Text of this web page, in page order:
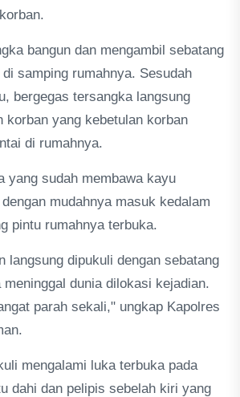
bangun dan mengambil sebatang
samping rumahnya. Sesudah
bergegas tersangka langsung
korban yang kebetulan korban
di rumahnya.
yang sudah membawa kayu
mudahnya masuk kedalam
pintu rumahnya terbuka.
langsung dipukuli dengan sebatang
dunia dilokasi kejadian.
parah sekali," ungkap Kapolres
mengalami luka terbuka pada
dahi dan pelipis sebelah kiri yang